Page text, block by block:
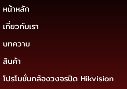
หน้าหลัก
เกี่ยวกับเรา
บทความ
สินค้า
โปรโมชั่นกล้องวงจรปิด Hikvision